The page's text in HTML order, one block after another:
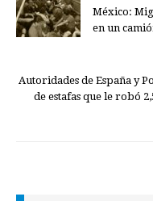
México:
en un
Autoridades de España y
de estafas que le robó